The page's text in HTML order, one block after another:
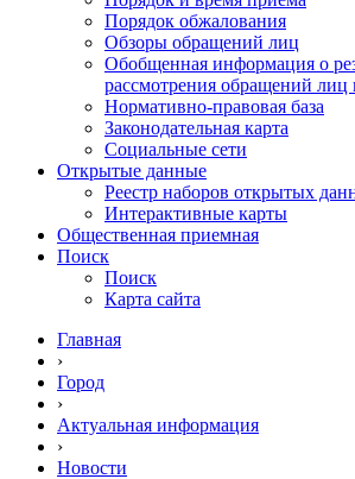
Порядок обжалования
Обзоры обращений лиц
Обобщенная информация о
рассмотрения обращений
Нормативно-правовая база
Законодательная карта
Социальные сети
Открытые данные
Реестр наборов открытых
Интерактивные карты
Общественная приемная
Поиск
Поиск
Карта сайта
Главная
›
Город
›
Актуальная информация
›
Новости